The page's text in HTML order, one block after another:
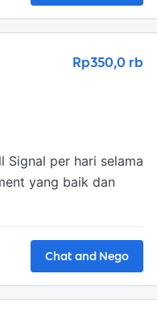
Rp350,0 rb
Signal per hari selama
yang baik dan
Chat and Nego